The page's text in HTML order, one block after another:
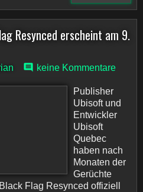
Resynced erscheint am 9.
keine Kommentare
Publisher
Ubisoft und
Entwickler
Ubisoft
Quebec
haben nach
Monaten der
Gerüchte
Flag Resynced offiziell